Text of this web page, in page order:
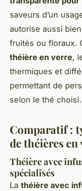
saveurs d’un
autorise aussi
fruités ou floraux.
théière en verre,
thermiques et
permettant de
selon le thé choisi.
Comparatif :
de théières en
Théière avec
spécialisés
La théière avec